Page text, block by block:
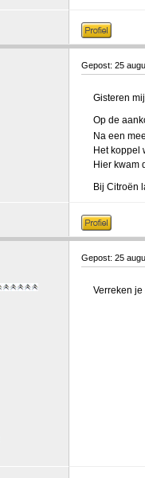
Gepost: 25
Gisteren
Op de
Na een
Het koppel
Hier kwam
Bij Citroën
Gepost: 25
Verreken je